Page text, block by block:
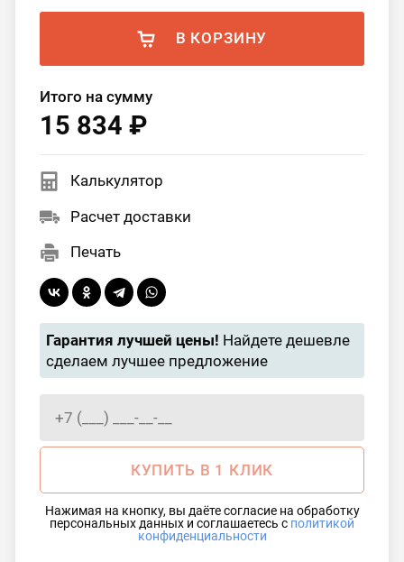
В КОРЗИНУ
Итого на сумму
15 834 ₽
Калькулятор
Расчет доставки
Печать
Гарантия лучшей цены! Найдете дешевле
сделаем лучшее предложение
КУПИТЬ В 1 КЛИК
Нажимая на кнопку, вы даёте согласие на обработку
персональных данных и соглашаетесь с политикой
конфиденциальности